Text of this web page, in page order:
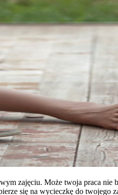
zajęciu. Może twoja praca nie
się na wycieczkę do twojego